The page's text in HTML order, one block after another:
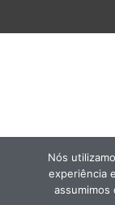
Nós
experiência